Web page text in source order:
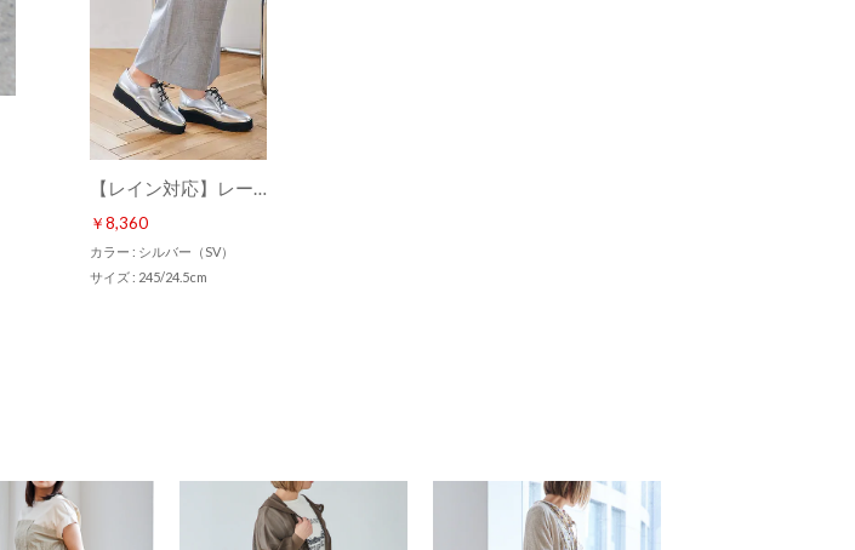
【レイン対応】レースアッププラットフォーム（シルバー）
￥8,360
カラー : シルバー（SV）
サイズ : 245/24.5cm